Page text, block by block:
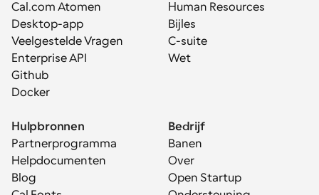
Cal.com Atomen
Desktop-app
Veelgestelde Vragen
Enterprise API
Github
Docker
Human Resources
Bijles
C-suite
Wet
Hulpbronnen
Partnerprogramma
Helpdocumenten
Blog
Bedrijf
Banen
Over
Open Startup